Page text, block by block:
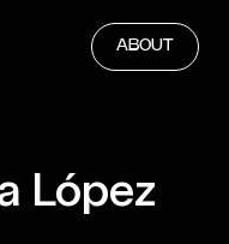
ABOUT
López